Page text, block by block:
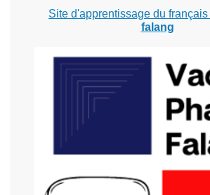
Site d'apprentissage du français
falang